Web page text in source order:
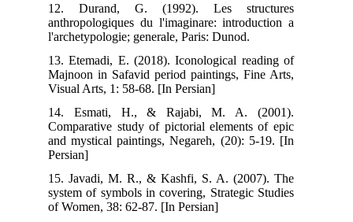
12. Durand, G. (1992). Les structures
anthropologiques du l'imaginare: introduction a
l'archetypologie; generale, Paris: Dunod.
13. Etemadi, E. (2018). Iconological reading of
Majnoon in Safavid period paintings, Fine Arts,
Visual Arts, 1: 58-68. [In Persian]
14. Esmati, H., & Rajabi, M. A. (2001).
Comparative study of pictorial elements of epic
and mystical paintings, Negareh, (20): 5-19. [In
15. Javadi, M. R., & Kashfi, S. A. (2007). The
system of symbols in covering, Strategic Studies
of Women, 38: 62-87. [In Persian]